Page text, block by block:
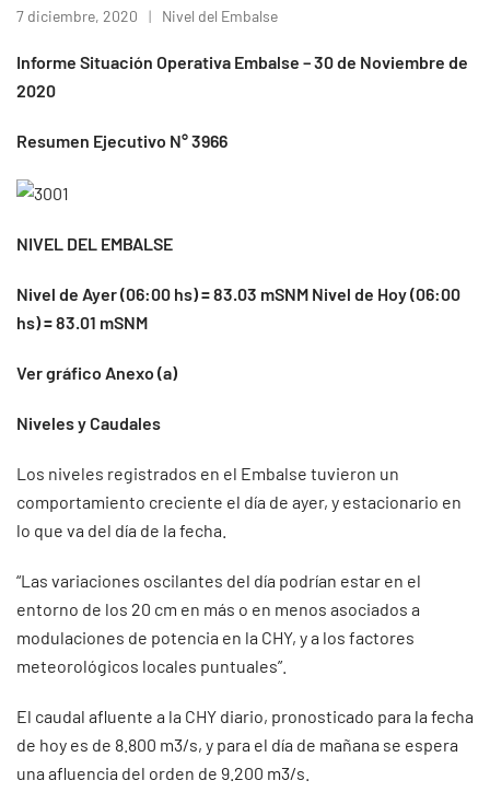
7 diciembre, 2020 Nivel del Embalse
Informe Situación Operativa Embalse – 30 de Noviembre de
2020
Resumen Ejecutivo N° 3966
NIVEL DEL EMBALSE
Nivel de Ayer (06:00 hs) = 83.03 mSNM Nivel de Hoy (06:00
hs) = 83.01 mSNM
Ver gráfico Anexo (a)
Niveles y Caudales
Los niveles registrados en el Embalse tuvieron un
comportamiento creciente el día de ayer, y estacionario en
lo que va del día de la fecha.
“Las variaciones oscilantes del día podrían estar en el
entorno de los 20 cm en más o en menos asociados a
modulaciones de potencia en la CHY, y a los factores
meteorológicos locales puntuales”.
El caudal afluente a la CHY diario, pronosticado para la fecha
de hoy es de 8.800 m3/s, y para el día de mañana se espera
una afluencia del orden de 9.200 m3/s.